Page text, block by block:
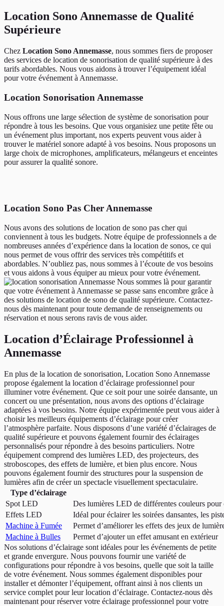
Location Sono Annemasse de Qualité
Supérieure
Chez Location Sono Annemasse, nous sommes fiers de proposer
des services de location de sonorisation de qualité supérieure à des
tarifs abordables. Nous vous aidons à trouver l’équipement idéal
pour votre événement à Annemasse.
Location Sonorisation Annemasse
Nous offrons une large sélection de système de sonorisation pour
répondre à tous les besoins. Que vous organisiez une petite fête ou
un événement plus important, nos experts peuvent vous aider à
trouver le matériel sonore adapté à vos besoins. Nous proposons un
large choix de microphones, amplificateurs, mélangeurs et enceintes
pour assurer la qualité sonore.
Location Sono Pas Cher Annemasse
Nous avons des solutions de location de sono pas cher qui
conviennent à tous les budgets. Notre équipe de professionnels a de
nombreuses années d’expérience dans la location de sonos, ce qui
nous permet de vous offrir des services très compétitifs et
abordables. N’oubliez pas, nous sommes à l’écoute de vos besoins
et vous aidons à vous équiper au mieux pour votre événement.
Nous sommes là pour garantir
que votre événement à Annemasse se passe sans encombre grâce à
des solutions de location de sono de qualité supérieure. Contactez-
nous dès maintenant pour toute demande de renseignements ou
réservation et nous serons ravis de vous aider.
Location d’Éclairage Professionnel à
Annemasse
En plus de la location de sonorisation, Location Sono Annemasse
propose également la location d’éclairage professionnel pour
illuminer votre événement. Que ce soit pour une soirée dansante, un
concert ou une présentation, nous avons des options d’éclairage
adaptées à vos besoins. Notre équipe expérimentée peut vous aider à
choisir les meilleurs équipements d’éclairage pour créer
l’atmosphère parfaite. Nous disposons d’une variété d’éclairages de
qualité supérieure et pouvons également fournir des éclairages
personnalisés pour répondre à des besoins particuliers. Notre
équipement comprend des lumières LED, des projecteurs, des
stroboscopes, des effets de lumière, et bien plus encore. Nous
pouvons également fournir des structures pour la suspension de
lumières afin de créer un spectacle visuellement spectaculaire.
Type d’éclairage
Spot LED
Des lumières LED de différentes couleurs pour
Effets LED
Idéal pour éclairer les soirées dansantes, les
Machine à Fumée
Permet d’améliorer les effets des jeux de
Machine à Bulles
Permet d’ajouter un effet amusant en extérieur
Nos solutions d’éclairage sont idéales pour les événements de petite
et grande envergure. Nous pouvons fournir une variété de
configurations pour répondre à vos besoins, quelle que soit la taille
de votre événement. Nous sommes également disponibles pour
installer et démonter l’équipement, offrant ainsi à nos clients un
service complet pour leur location d’éclairage. Contactez-nous dès
maintenant pour réserver votre éclairage professionnel pour votre